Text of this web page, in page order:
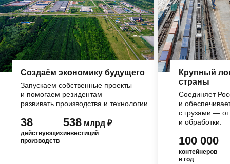
Создаём экономику будущего
Запускаем собственные проекты
и помогаем резидентам
развивать производства и технологии.
38
действующих
производств
538 млрд ₽
инвестиций
Крупный
страны
Соединяет
и
с грузами —
и обработки.
100 000
контейнеров
в год